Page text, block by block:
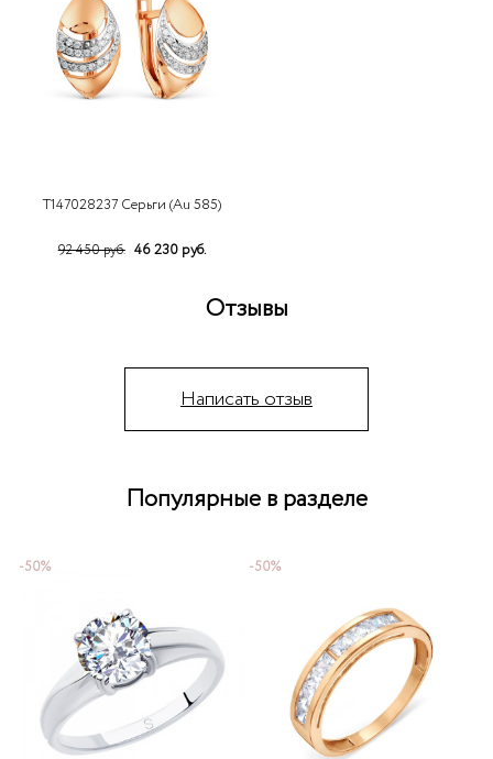
Т147028237 Серьги (Au 585)
92 450 руб. 46 230 руб.
Отзывы
Написать отзыв
Популярные в разделе
-50% -50%